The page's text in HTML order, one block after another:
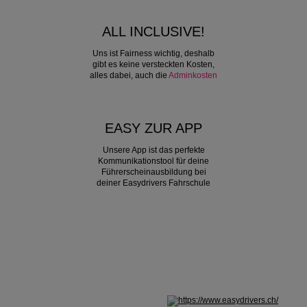
ALL INCLUSIVE!
Uns ist Fairness wichtig, deshalb
gibt es keine versteckten Kosten,
alles dabei, auch die Adminkosten
EASY ZUR APP
Unsere App ist das perfekte
Kommunikationstool für deine
Führerscheinausbildung bei
deiner Easydrivers Fahrschule